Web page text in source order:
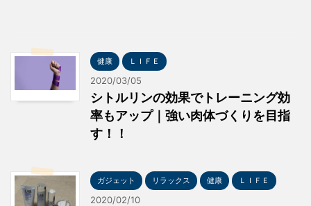
健康 ＬＩＦＥ
2020/03/05
シトルリンの効果でトレーニング効
率もアップ｜強い肉体づくりを目指
す！！
ガジェット リラックス 健康 ＬＩＦＥ
2020/02/10